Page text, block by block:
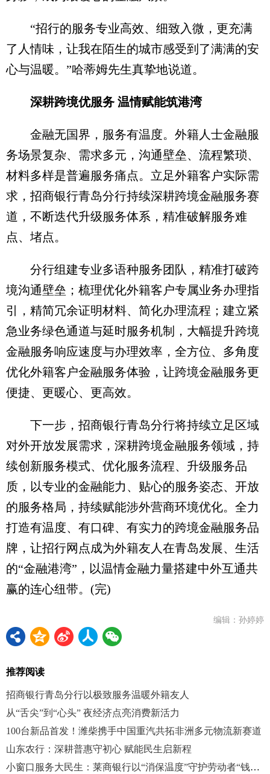
“招行的服务专业高效、细致入微，更充满
了人情味，让我在陌生的城市感受到了满满的安
心与温暖。”哈蒂姆先生真挚地说道。
深耕跨境优服务 温情赋能筑港湾
金融无国界，服务有温度。外籍人士金融服
务场景复杂、需求多元，沟通壁垒、流程繁琐、
材料多样是普遍服务痛点。立足外籍客户实际需
求，招商银行青岛分行持续深耕跨境金融服务赛
道，不断迭代升级服务体系，精准破解服务难
点、堵点。
分行组建专业多语种服务团队，精准打破跨
境沟通壁垒；梳理优化外籍客户专属业务办理指
引，精简冗余证明材料、简化办理流程；建立紧
急业务绿色通道与延时服务机制，大幅提升跨境
金融服务响应速度与办理效率，全方位、多角度
优化外籍客户金融服务体验，让跨境金融服务更
便捷、更暖心、更高效。
下一步，招商银行青岛分行将持续立足区域
对外开放发展需求，深耕跨境金融服务领域，持
续创新服务模式、优化服务流程、升级服务品
质，以专业的金融能力、贴心的服务姿态、开放
的服务格局，持续赋能涉外营商环境优化。全力
打造有温度、有口碑、有实力的跨境金融服务品
牌，让招行网点成为外籍友人在青岛发展、生活
的“金融港湾”，以温情金融力量搭建中外互通共
赢的连心纽带。(完)
编辑：孙婷婷
推荐阅读
招商银行青岛分行以极致服务温暖外籍友人
从“舌尖”到“心头” 夜经济点亮消费新活力
100台新品首发！潍柴携手中国重汽共拓非洲多元物流新赛道
山东农行：深耕普惠守初心 赋能民生启新程
小窗口服务大民生：莱商银行以“消保温度”守护劳动者“钱袋子”